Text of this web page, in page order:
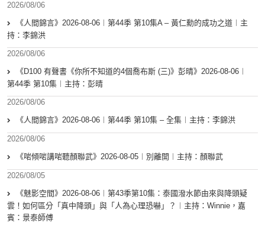
2026/08/06
《人間錦言》2026-08-06︱第44季 第10集A – 黃仁勳的成功之道︱主
持：李錦洪
2026/08/06
《D100 有聲書《你所不知道的4個喬布斯 (三)》彭晴》2026-08-06︱
第44季 第10集︱主持：彭晴
2026/08/06
《人間錦言》2026-08-06︱第44季 第10集 – 全集︱主持：李錦洪
2026/08/06
《啱傾啱講啱聽顏聯武》2026-08-05︱別離開︱主持：顏聯武
2026/08/05
《魅影空間》2026-08-06︱第43季第10集：泰國潑水節由來與降頭疑
雲！如何區分「真中降頭」與「人為心理恐嚇」？︱主持：Winnie，嘉
賓：景泰師傅